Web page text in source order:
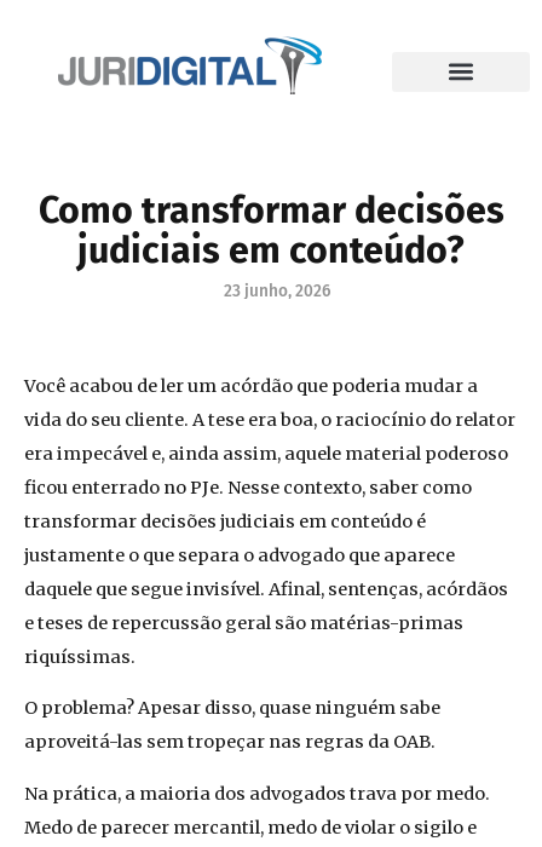
Como transformar decisões
judiciais em conteúdo?
23 junho, 2026
Você acabou de ler um acórdão que poderia mudar a
vida do seu cliente. A tese era boa, o raciocínio do relator
era impecável e, ainda assim, aquele material poderoso
ficou enterrado no PJe. Nesse contexto, saber como
transformar decisões judiciais em conteúdo é
justamente o que separa o advogado que aparece
daquele que segue invisível. Afinal, sentenças, acórdãos
e teses de repercussão geral são matérias-primas
riquíssimas.
O problema? Apesar disso, quase ninguém sabe
aproveitá-las sem tropeçar nas regras da OAB.
Na prática, a maioria dos advogados trava por medo.
Medo de parecer mercantil, medo de violar o sigilo e